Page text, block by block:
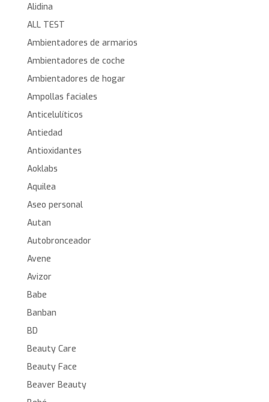
Alidina
ALL TEST
Ambientadores de armarios
Ambientadores de coche
Ambientadores de hogar
Ampollas faciales
Anticelulíticos
Antiedad
Antioxidantes
Aoklabs
Aquilea
Aseo personal
Autan
Autobronceador
Avene
Avizor
Babe
Banban
BD
Beauty Care
Beauty Face
Beaver Beauty